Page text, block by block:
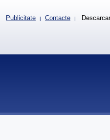
Publicitate | Contacte |